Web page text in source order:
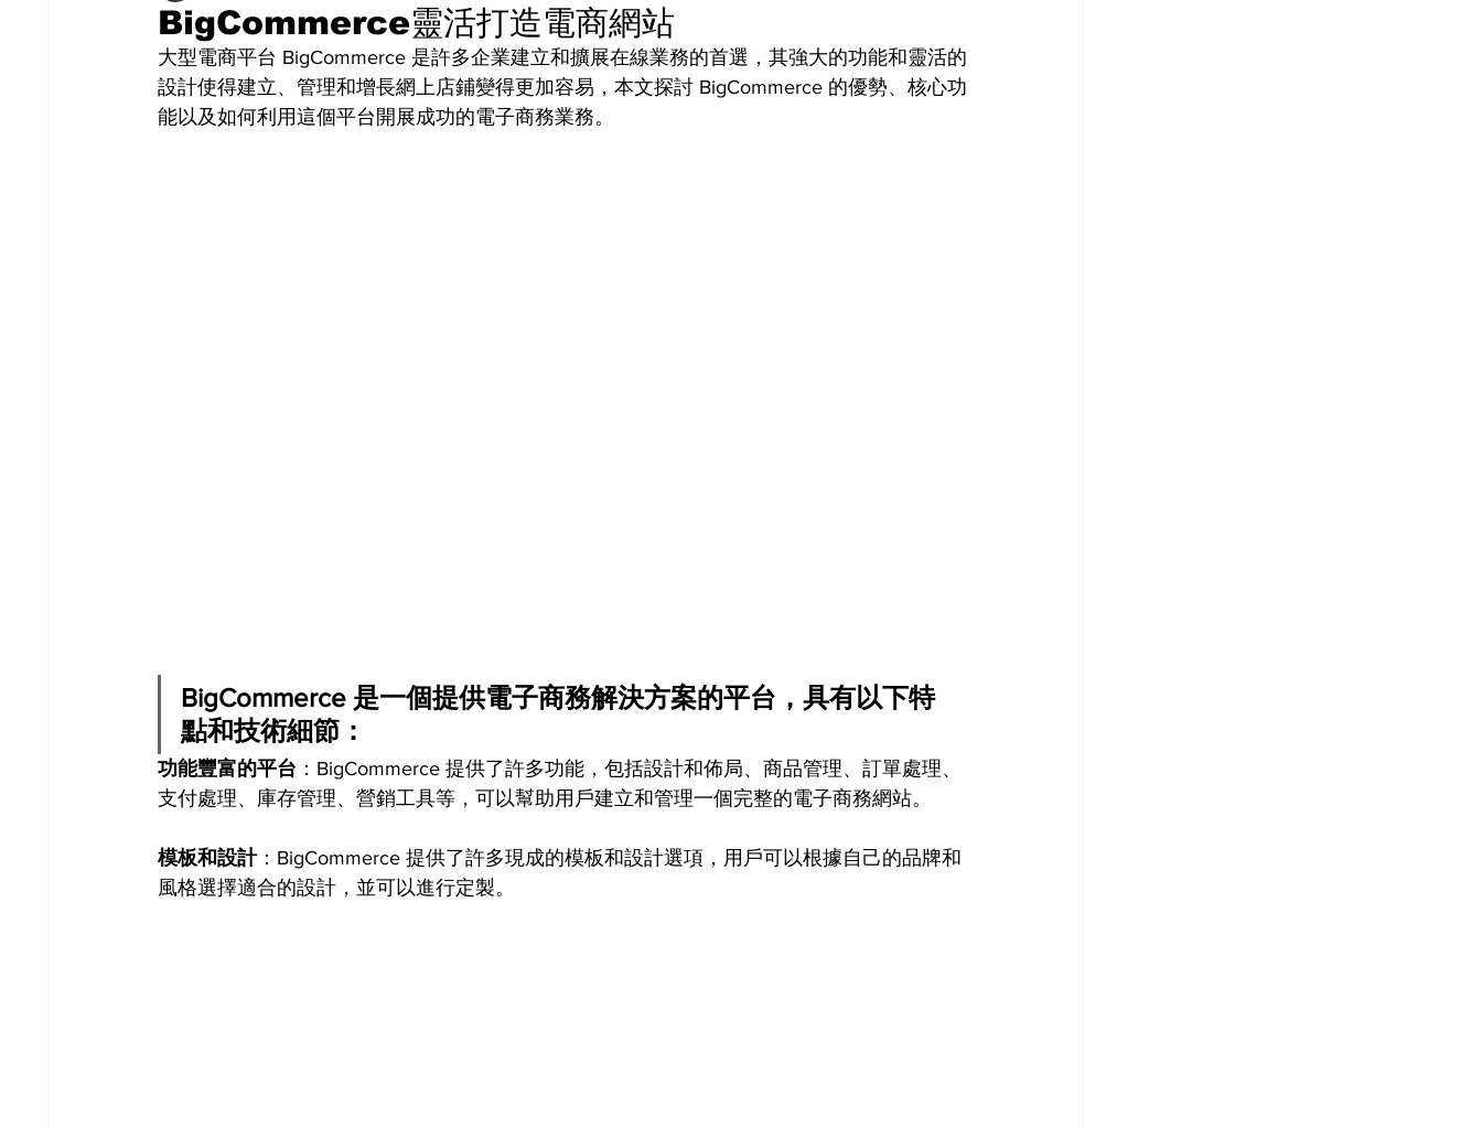
BigCommerce靈活打造電商網站
大型電商平台 BigCommerce 是許多企業建立和擴展在線業務的首選，其強大的功能和靈活的
設計使得建立、管理和增長網上店鋪變得更加容易，本文探討 BigCommerce 的優勢、核心功
能以及如何利用這個平台開展成功的電子商務業務。
BigCommerce 是一個提供電子商務解決方案的平台，具有以下特
點和技術細節：
功能豐富的平台 ：BigCommerce 提供了許多功能，包括設計和佈局、商品管理、訂單處理、
支付處理、庫存管理、營銷工具等，可以幫助用戶建立和管理一個完整的電子商務網站。
模板和設計：BigCommerce 提供了許多現成的模板和設計選項，用戶可以根據自己的品牌和
風格選擇適合的設計，並可以進行定製。